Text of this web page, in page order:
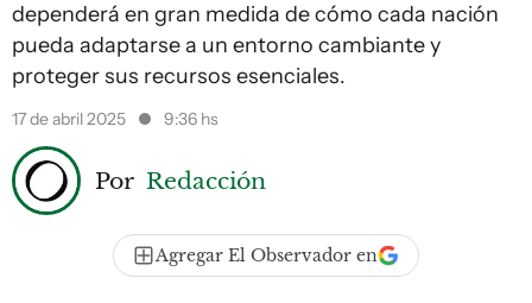
dependerá en gran medida de cómo cada nación
pueda adaptarse a un entorno cambiante y
proteger sus recursos esenciales.
17 de abril 2025 9:36 hs
Por Redacción
Agregar El Observador en